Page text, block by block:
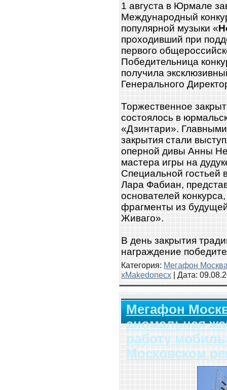
1 августа в Юрмале
Международный
популярной музыки «
проходивший при
первого
Победительница
получила
Генерального
Торжественное
состоялось в
«Дзинтари».
закрытия стали
оперной дивы Анны
мастера игры на
Специальной гостьей
Лара Фабиан,
основателей
фрагменты из
Живаго».
В день закрытия
награждение
Категория: Мегафон
xMakedonecx | Дата:
Мегафон
аномальная
работу
Московском